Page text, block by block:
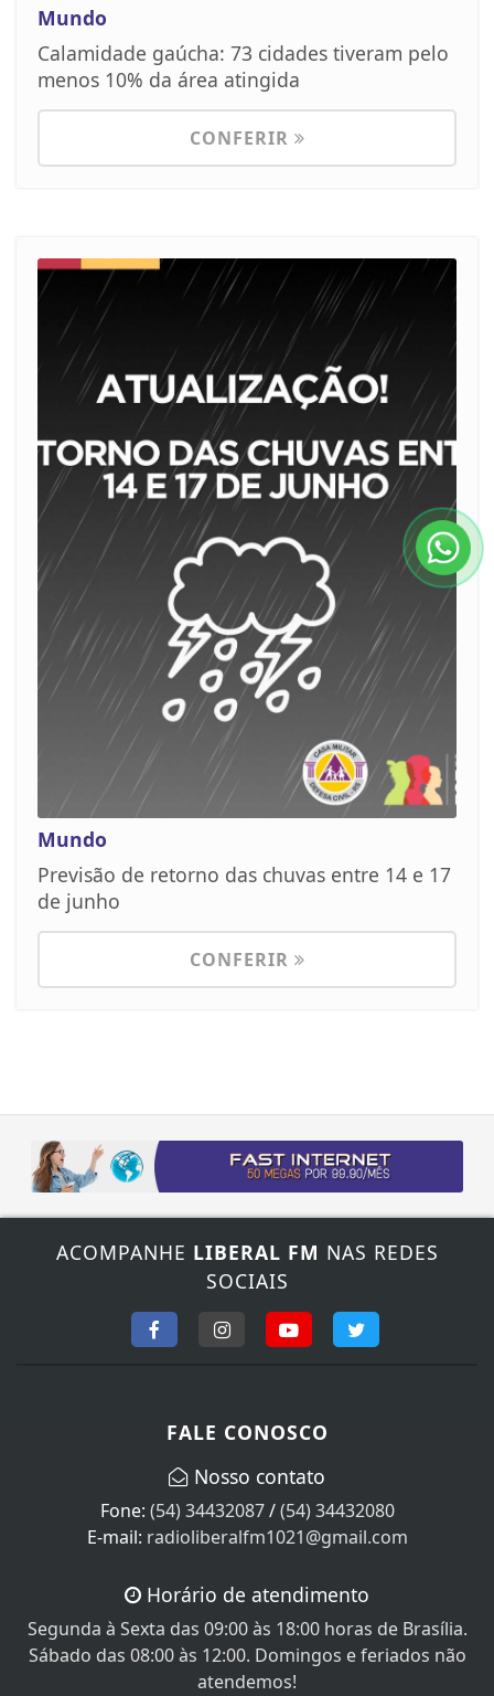
Mundo
Calamidade gaúcha: 73 cidades tiveram pelo
menos 10% da área atingida
CONFERIR
Mundo
Previsão de retorno das chuvas entre 14 e 17
de junho
CONFERIR
ACOMPANHE LIBERAL FM NAS REDES
SOCIAIS
FALE CONOSCO
Nosso contato
Fone: (54) 34432087/(54) 34432080
E-mail: radioliberalfm1021@gmail.com
Horário de atendimento
Segunda à Sexta das 09:00 às 18:00 horas de Brasília.
Sábado das 08:00 às 12:00. Domingos e feriados não
atendemos!